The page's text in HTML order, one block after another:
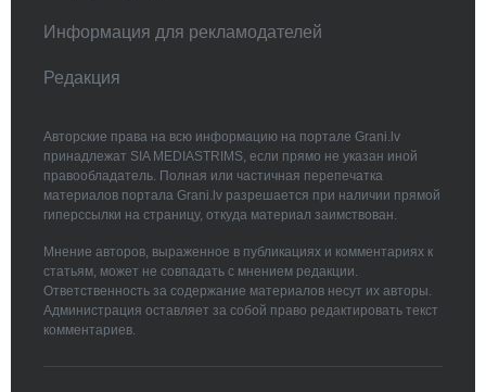
Информация для рекламодателей
Редакция
Авторские права на всю информацию на портале Grani.lv
принадлежат SIA MEDIASTRIMS, если прямо не указан иной
правообладатель. Полная или частичная перепечатка
материалов портала Grani.lv разрешается при наличии прямой
гиперссылки на страницу, откуда материал заимствован.
Мнение авторов, выраженное в публикациях и комментариях к
статьям, может не совпадать с мнением редакции.
Ответственность за содержание материалов несут их авторы.
Администрация оставляет за собой право редактировать текст
комментариев.